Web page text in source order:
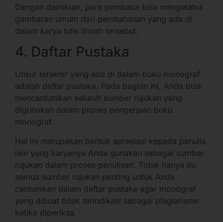
Dengan demikian, para pembaca bisa mengetahui
gambaran umum dari pembahasan yang ada di
dalam karya tulis ilmiah tersebut.
4. Daftar Pustaka
Unsur terakhir yang ada di dalam buku monograf
adalah daftar pustaka. Pada bagian ini, Anda bisa
mencantumkan seluruh sumber rujukan yang
digunakan dalam proses pengerjaan buku
monograf.
Hal ini merupakan bentuk apresiasi kepada penulis
lain yang karyanya Anda gunakan sebagai sumber
rujukan dalam proses penulisan. Tidak hanya itu,
semua sumber rujukan penting untuk Anda
cantumkan dalam daftar pustaka agar monograf
yang dibuat tidak terindikasi sebagai plagiarisme
ketika diperiksa.